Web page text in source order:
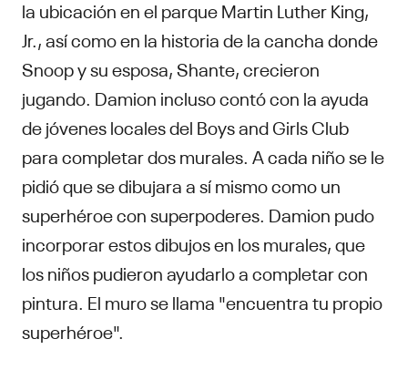
la ubicación en el parque Martin Luther King,
Jr., así como en la historia de la cancha donde
Snoop y su esposa, Shante, crecieron
jugando. Damion incluso contó con la ayuda
de jóvenes locales del Boys and Girls Club
para completar dos murales. A cada niño se le
pidió que se dibujara a sí mismo como un
superhéroe con superpoderes. Damion pudo
incorporar estos dibujos en los murales, que
los niños pudieron ayudarlo a completar con
pintura. El muro se llama "encuentra tu propio
superhéroe".